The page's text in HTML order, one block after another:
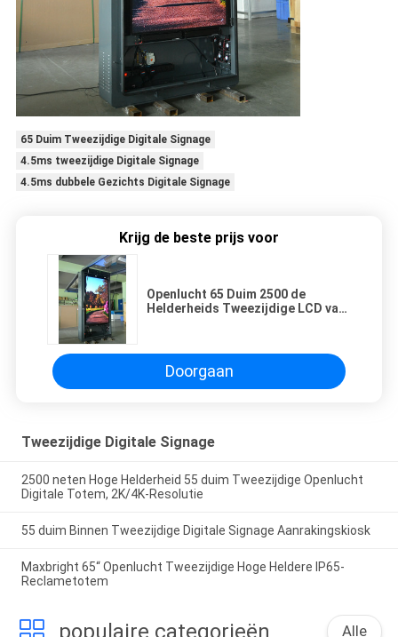
65 Duim Tweezijdige Digitale Signage
4.5ms tweezijdige Digitale Signage
4.5ms dubbele Gezichts Digitale Signage
Krijg de beste prijs voor
Openlucht 65 Duim 2500 de
Helderheids Tweezijdige LCD van
Doorgaan
Tweezijdige Digitale Signage
2500 neten Hoge Helderheid 55 duim Tweezijdige Openlucht
Digitale Totem, 2K/4K-Resolutie
55 duim Binnen Tweezijdige Digitale Signage Aanrakingskiosk
Maxbright 65“ Openlucht Tweezijdige Hoge Heldere IP65-
Reclametotem
populaire categorieën Alle